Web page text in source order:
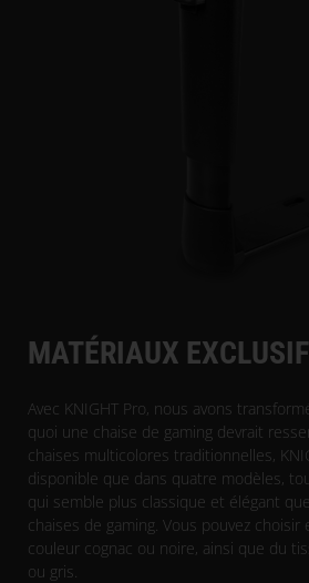
MATÉRIAUX
Avec KNIGHT Pro, nous avons
quoi une chaise de gaming devrait
chaises multicolores traditionnelles,
disponible que dans quatre modèles,
qui semble plus classique et élégant
chaises de gaming. Vous pouvez choisir
couleur cognac ou noire, ainsi que du
ou gris.